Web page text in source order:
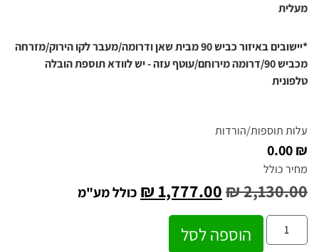
מעלית
*יישובים באיזור כביש 90 מבית שאן ודרומה/מעבר לקו הירוק/מזרחה
מכביש 90/דרומה מירוחם/עוטף עזה - יש לוודא תוספת הובלה
טלפונית
עלות תוספות/הורדות
₪ 0.00
מחיר כולל
₪2,130.00
₪ 1,777.00 כולל מע"מ
הוספה לסל